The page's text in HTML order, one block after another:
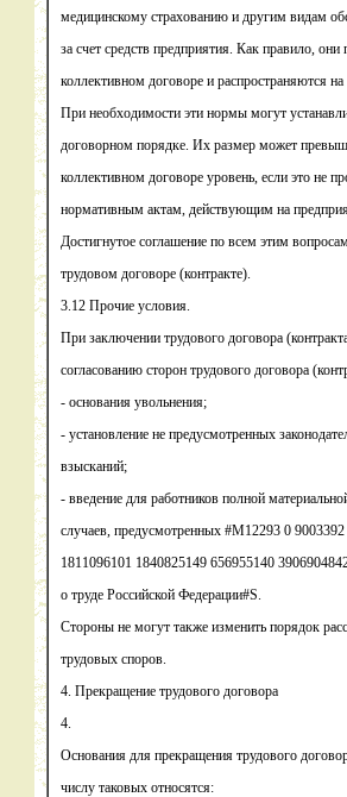
медицинскому страхованию и другим видам
за счет средств предприятия. Как правило,
коллективном договоре и распространяются
При необходимости эти нормы могут
договорном порядке. Их размер может
коллективном договоре уровень, если это не
нормативным актам, действующим на
Достигнутое соглашение по всем этим
трудовом договоре (контракте).
3.12 Прочие условия.
При заключении трудового договора
согласованию сторон трудового договора
- основания увольнения;
- установление не предусмотренных
взысканий;
- введение для работников полной
случаев, предусмотренных #M12293 0
1811096101 1840825149 656955140
о труде Российской Федерации#S.
Стороны не могут также изменить порядок
трудовых споров.
4. Прекращение трудового договора
4.
Основания для прекращения трудового
числу таковых относятся: